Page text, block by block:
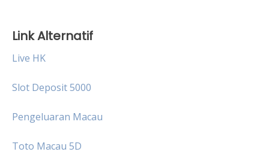
Link Alternatif
Live HK
Slot Deposit 5000
Pengeluaran Macau
Toto Macau 5D